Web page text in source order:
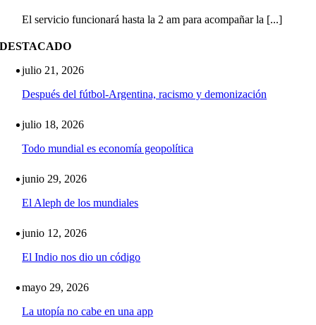
El servicio funcionará hasta la 2 am para acompañar la [...]
DESTACADO
julio 21, 2026
Después del fútbol-Argentina, racismo y demonización
julio 18, 2026
Todo mundial es economía geopolítica
junio 29, 2026
El Aleph de los mundiales
junio 12, 2026
El Indio nos dio un código
mayo 29, 2026
La utopía no cabe en una app